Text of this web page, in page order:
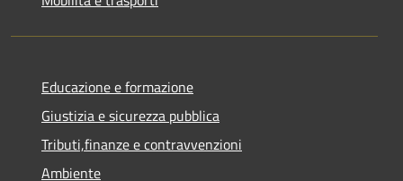
Educazione e formazione
Giustizia e sicurezza pubblica
Tributi,finanze e contravvenzioni
Ambiente